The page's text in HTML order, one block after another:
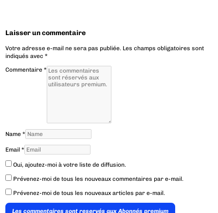
Laisser un commentaire
Votre adresse e-mail ne sera pas publiée. Les champs obligatoires sont
indiqués avec*
Commentaire*
Name*
Email*
Oui, ajoutez-moi à votre liste de diffusion.
Prévenez-moi de tous les nouveaux commentaires par e-mail.
Prévenez-moi de tous les nouveaux articles par e-mail.
Les commentaires sont reservés aux Abonnés premium